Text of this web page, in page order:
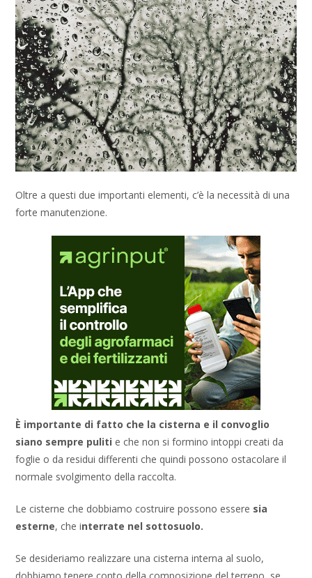
Oltre a questi due importanti elementi, c’è la necessità di una
forte manutenzione.
È importante di fatto che la cisterna e il convoglio
siano sempre puliti e che non si formino intoppi creati da
foglie o da residui differenti che quindi possono ostacolare il
normale svolgimento della raccolta.
Le cisterne che dobbiamo costruire possono essere sia
esterne, che interrate nel sottosuolo.
Se desideriamo realizzare una cisterna interna al suolo,